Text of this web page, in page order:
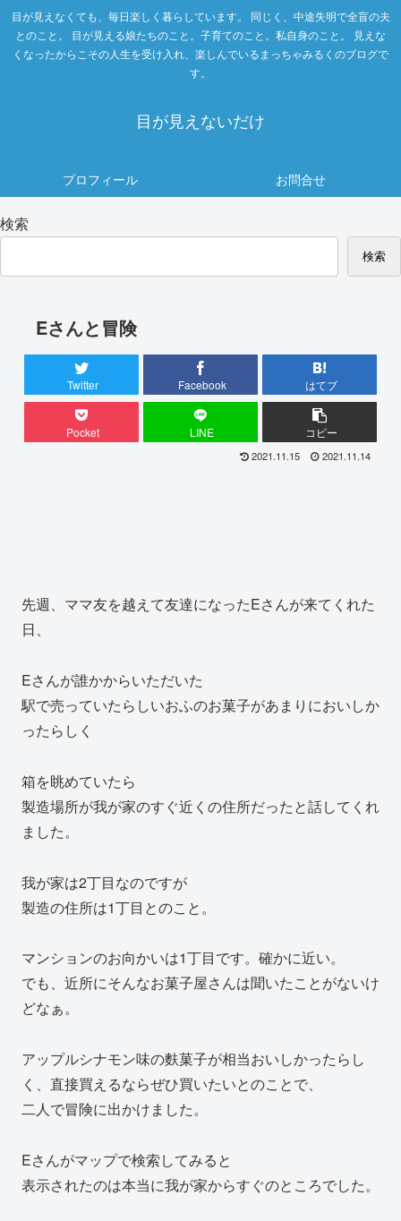
目が見えなくても、毎日楽しく暮らしています。 同じく、中途失明で全盲の夫
とのこと。 目が見える娘たちのこと。子育てのこと。私自身のこと。 見えな
くなったからこその人生を受け入れ、楽しんでいるまっちゃみるくのブログで
す。
目が見えないだけ
プロフィール お問合せ
検索
検索
Eさんと冒険
Twitter Facebook はてブ
Pocket LINE コピー
2021.11.15 2021.11.14
先週、ママ友を越えて友達になったEさんが来てくれた
日、
Eさんが誰かからいただいた
駅で売っていたらしいおふのお菓子があまりにおいしか
ったらしく
箱を眺めていたら
製造場所が我が家のすぐ近くの住所だったと話してくれ
ました。
我が家は2丁目なのですが
製造の住所は1丁目とのこと。
マンションのお向かいは1丁目です。確かに近い。
でも、近所にそんなお菓子屋さんは聞いたことがないけ
どなぁ。
アップルシナモン味の麩菓子が相当おいしかったらし
く、直接買えるならぜひ買いたいとのことで、
二人で冒険に出かけました。
Eさんがマップで検索してみると
表示されたのは本当に我が家からすぐのところでした。